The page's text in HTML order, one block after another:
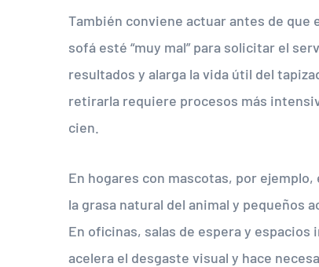
También conviene actuar antes de que
sofá esté “muy mal” para solicitar el
resultados y alarga la vida útil del
retirarla requiere procesos más
cien.
En hogares con mascotas, por
la grasa natural del animal y pequeños
En oficinas, salas de espera y
acelera el desgaste visual y hace